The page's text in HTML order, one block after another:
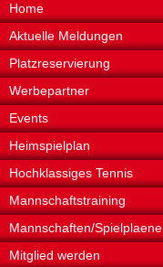
Home
Aktuelle Meldungen
Platzreservierung
Werbepartner
Events
Heimspielplan
Hochklassiges Tennis
Mannschaftstraining
Mannschaften/Spielplaene
Mitglied werden